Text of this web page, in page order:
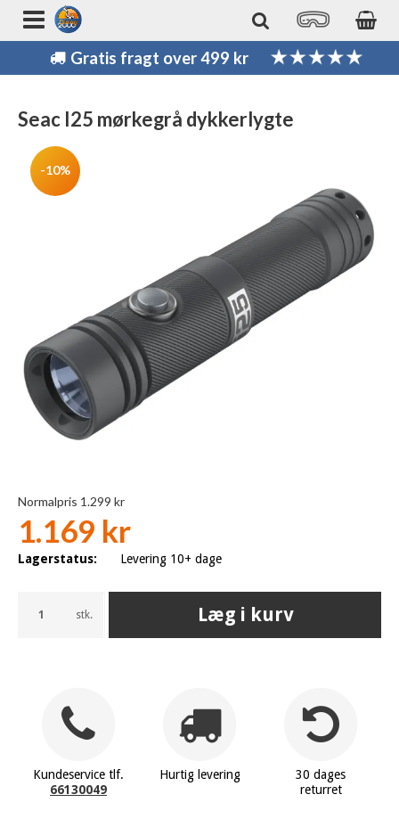
Gratis fragt over 499 kr
Seac I25 mørkegrå dykkerlygte
-10%
Normalpris 1.299 kr
1.169 kr
Lagerstatus: Levering 10+ dage
stk. Læg i kurv
Kundeservice tlf.
66130049
Hurtig levering
30 dages
returret